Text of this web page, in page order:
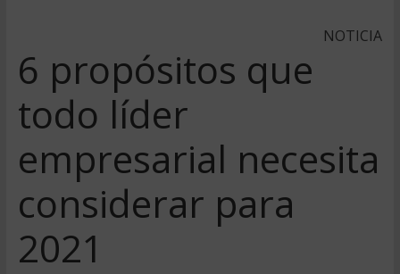
NOTICIA
6 propósitos que
todo líder
empresarial necesita
considerar para
2021